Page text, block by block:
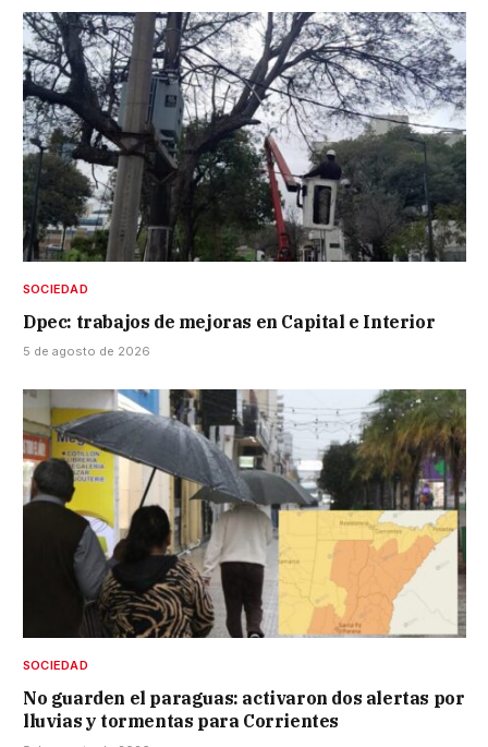
SOCIEDAD
Dpec: trabajos de mejoras en Capital e Interior
5 de agosto de 2026
SOCIEDAD
No guarden el paraguas: activaron dos alertas por
lluvias y tormentas para Corrientes